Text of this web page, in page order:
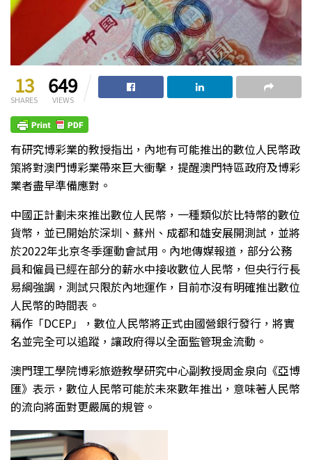
13
SHARES
649
VIEWS
有研究博彩業的教授指出，內地有可能推出的數位人民幣政
策將對澳門博彩業帶來巨大衝擊，提醒澳門特區政府及博彩
業者盡早準備應對。
中國正計劃未來推出數位人民幣，一種類似於比特幣的數位
貨幣，並已開始於深圳、蘇州、成都和雄安展開測試，並將
於2022年北京冬季運動會試用。內地傳媒報道，部分公務
員和僱員已經在部分的薪水中接收數位人民幣，但央行行長
易綱強調，測試只限於內地運作，目前亦沒有明確推出數位
人民幣的時間表。
稱作「DCEP」，數位人民幣將正式由國營銀行發行，將實
名並完全可以追蹤，讓政府得以全面監管現金流動。
澳門理工學院博彩旅遊教學研究中心副教授周金泉向《亞博
匯》表示，數位人民幣可能於未來數年推出，意味著人民幣
的流向將面對更嚴厲的規管。